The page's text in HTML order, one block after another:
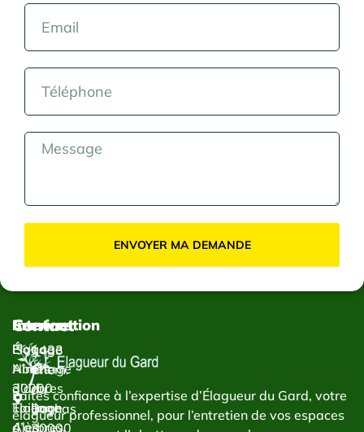
ENVOYER MA DEMANDE
Faites confiance à l’expertise d’Élagueur du Gard, votre
élagueur professionnel, pour l’entretien de vos espaces
Services
Élagage
Abattage
d’arbres
Taillage
d’arbres
Intervention
Élagage
Nîmes
30000
Élagage
Alès
Contact
1433
Chem.
du
Bachas
30000